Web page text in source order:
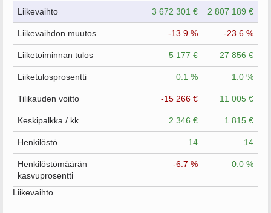
Liikevaihto 3 672 301 € 2 807 189 €
Liikevaihdon muutos -13.9 % -23.6 %
Liiketoiminnan tulos 5 177 € 27 856 €
Liiketulosprosentti 0.1 % 1.0 %
Tilikauden voitto -15 266 € 11 005 €
Keskipalkka / kk 2 346 € 1 815 €
Henkilöstö 14 14
Henkilöstömäärän
kasvuprosentti
-6.7 % 0.0 %
Liikevaihto